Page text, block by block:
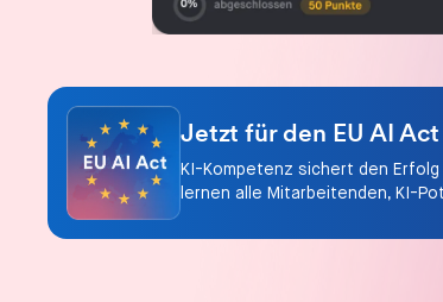
Jetzt für den EU AI
KI-Kompetenz sichert den
lernen alle Mitarbeitenden, KI-